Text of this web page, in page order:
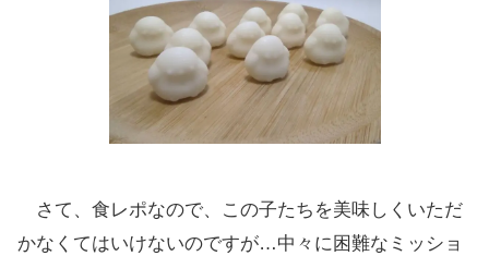
さて、食レポなので、この子たちを美味しくいただ
かなくてはいけないのですが…中々に困難なミッショ